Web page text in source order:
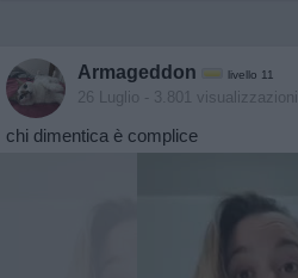
Armageddon livello 11
26 Luglio - 3.801 visualizzazioni
chi dimentica è complice